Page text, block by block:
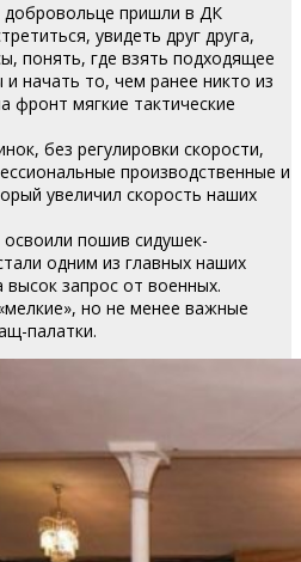
добровольце пришли в ДК
увидеть друг друга,
понять, где взять подходящее
начать то, чем ранее никто из
фронт мягкие тактические
без регулировки скорости,
производственные и
увеличил скорость наших
пошив сидушек-
одним из главных наших
высок запрос от военных.
но не менее важные
палатки.